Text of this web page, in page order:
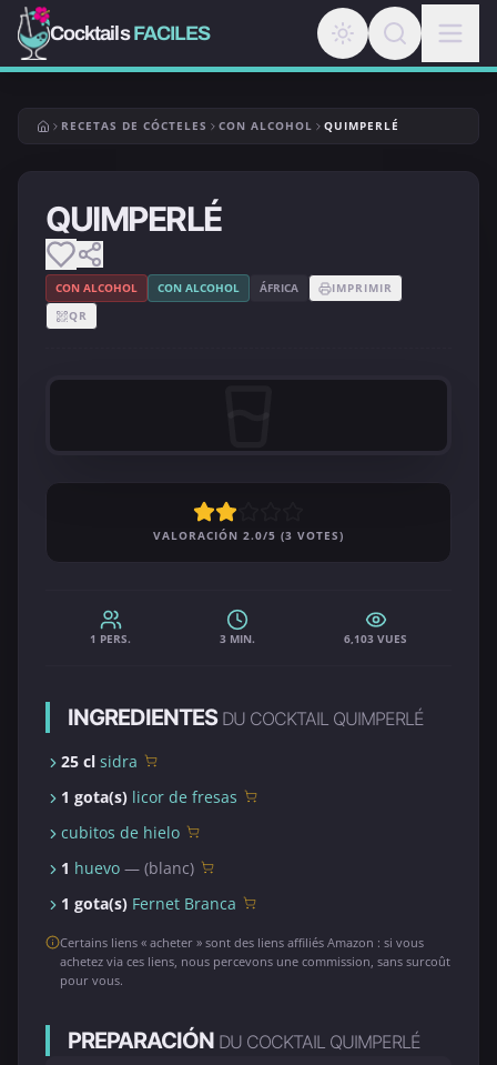
CocktailsFACILES
RECETAS DE CÓCTELES CON ALCOHOL QUIMPERLÉ
QUIMPERLÉ
CON ALCOHOL CON ALCOHOL ÁFRICA
IMPRIMIR
QR
VALORACIÓN 2.0/5 (3 VOTES)
1 PERS. 3 MIN. 6,103 VUES
INGREDIENTES DU COCKTAIL QUIMPERLÉ
25 cl sidra
1 gota(s) licor de fresas
cubitos de hielo
1 huevo — (blanc)
1 gota(s) Fernet Branca
Certains liens « acheter » sont des liens affiliés Amazon : si vous
achetez via ces liens, nous percevons une commission, sans surcoût
pour vous.
PREPARACIÓN DU COCKTAIL QUIMPERLÉ